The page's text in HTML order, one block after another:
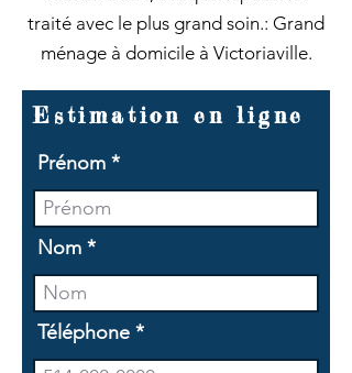
traité avec le plus grand soin.: Grand
ménage à domicile à Victoriaville.
Estimation en ligne
Prénom
Nom
Téléphone